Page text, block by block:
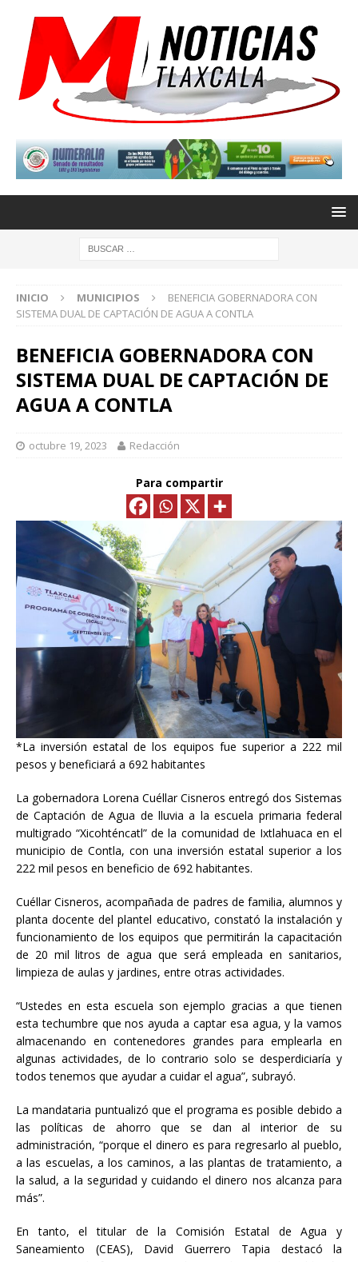
INICIO MUNICIPIOS
BENEFICIA GOBERNADORA CON
SISTEMA DUAL DE CAPTACIÓN DE AGUA A CONTLA
BENEFICIA GOBERNADORA CON
SISTEMA DUAL DE CAPTACIÓN DE
AGUA A CONTLA
octubre 19, 2023 Redacción
Para compartir
*La inversión estatal de los equipos fue superior a 222 mil
pesos y beneficiará a 692 habitantes
La gobernadora Lorena Cuéllar Cisneros entregó dos Sistemas
de Captación de Agua de lluvia a la escuela primaria federal
multigrado “Xicohténcatl” de la comunidad de Ixtlahuaca en el
municipio de Contla, con una inversión estatal superior a los
222 mil pesos en beneficio de 692 habitantes.
Cuéllar Cisneros, acompañada de padres de familia, alumnos y
planta docente del plantel educativo, constató la instalación y
funcionamiento de los equipos que permitirán la capacitación
de 20 mil litros de agua que será empleada en sanitarios,
limpieza de aulas y jardines, entre otras actividades.
“Ustedes en esta escuela son ejemplo gracias a que tienen
esta techumbre que nos ayuda a captar esa agua, y la vamos
almacenando en contenedores grandes para emplearla en
algunas actividades, de lo contrario solo se desperdiciaría y
todos tenemos que ayudar a cuidar el agua”, subrayó.
La mandataria puntualizó que el programa es posible debido a
las políticas de ahorro que se dan al interior de su
administración, “porque el dinero es para regresarlo al pueblo,
a las escuelas, a los caminos, a las plantas de tratamiento, a
la salud, a la seguridad y cuidando el dinero nos alcanza para
más”.
En tanto, el titular de la Comisión Estatal de Agua y
Saneamiento (CEAS), David Guerrero Tapia destacó la